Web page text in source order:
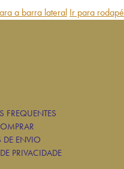
a barra lateral Ir para rodapé
FREQUENTES
DE ENVIO
PRIVACIDADE